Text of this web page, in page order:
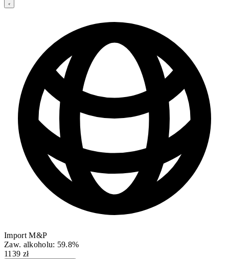
Import M&P
Zaw. alkoholu: 59.8%
1139 zł